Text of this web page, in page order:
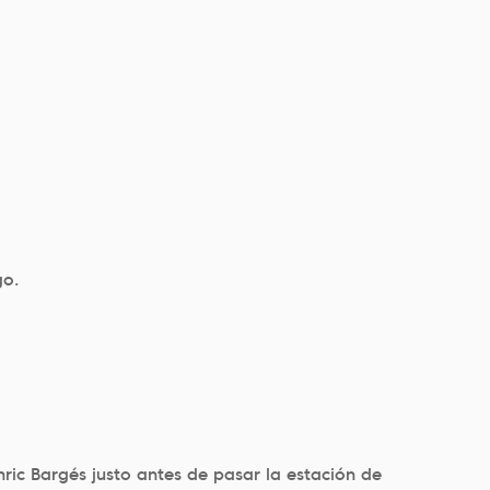
Bargés justo antes de pasar la estación de